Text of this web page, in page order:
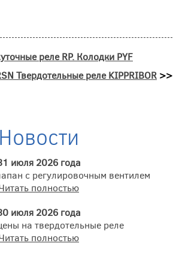
реле RP. Колодки PYF
Твердотельные реле KIPPRIBOR>>
Новости
июля 2026 года
с регулировочным вентилем
полностью
июля 2026 года
на твердотельные реле
полностью